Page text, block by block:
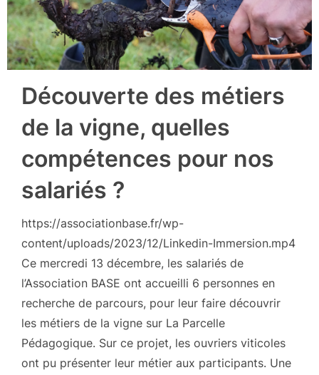
Découverte des métiers
de la vigne, quelles
compétences pour nos
salariés ?
https://associationbase.fr/wp-
content/uploads/2023/12/Linkedin-Immersion.mp4
Ce mercredi 13 décembre, les salariés de
l’Association BASE ont accueilli 6 personnes en
recherche de parcours, pour leur faire découvrir
les métiers de la vigne sur La Parcelle
Pédagogique. Sur ce projet, les ouvriers viticoles
ont pu présenter leur métier aux participants. Une